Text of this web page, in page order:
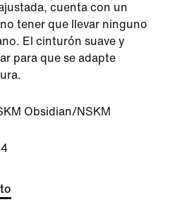
cuenta con un
tener que llevar ninguno
El cinturón suave y
para que se adapte
Obsidian/NSKM